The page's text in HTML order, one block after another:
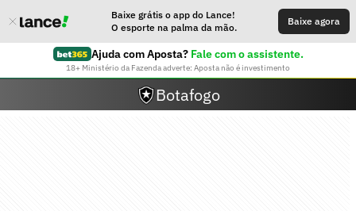
Baixe grátis o app do Lance!
O esporte na palma da mão.
Baixe agora
Ajuda com Aposta? Fale com o assistente.
18+ Ministério da Fazenda adverte: Aposta não é investimento
Botafogo